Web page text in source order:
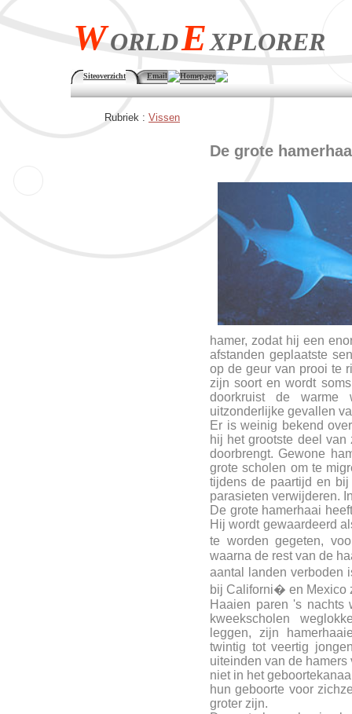
WORLDEXPLORER
Siteoverzicht Email Homepage
Rubriek : Vissen
De grote
hamer, zodat hij een
afstanden geplaatste
op de geur van prooi te
zijn soort en wordt
doorkruist de warme
uitzonderlijke gevallen
Er is weinig bekend
hij het grootste deel
doorbrengt. Gewone
grote scholen om te
tijdens de paartijd en
parasieten verwijderen.
De grote hamerhaai
Hij wordt gewaardeerd
te worden gegeten,
waarna de rest van de
aantal landen verboden
bij Californi� en Mexico
Haaien paren 's nachts
kweekscholen
leggen, zijn
twintig tot veertig
uiteinden van de
niet in het
hun geboorte voor
groter zijn.